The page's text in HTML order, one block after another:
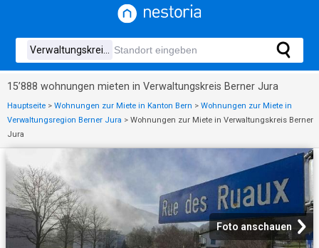
15’888 wohnungen mieten in Verwaltungskreis Berner Jura
Hauptseite > Wohnungen zur Miete in Kanton Bern > Wohnungen zur Miete in
Verwaltungsregion Berner Jura > Wohnungen zur Miete in Verwaltungskreis Berner
Jura
Foto anschauen